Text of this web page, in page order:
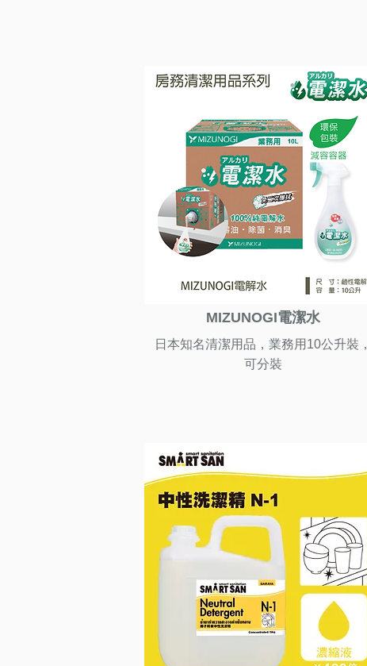
MIZUNOGI電潔水
日本知名清潔用品，業務用10公升裝，
可分裝